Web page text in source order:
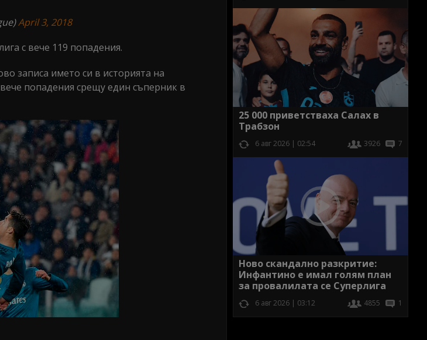
April 3, 2018
с вече 119 попадения.
записа името си в историята на
попадения срещу един съперник в
25 000 приветстваха Салах в
Трабзон
6 авг 2026 | 02:54 3926 7
Ново скандално разкритие:
Инфантино е имал голям план
за провалилата се Суперлига
6 авг 2026 | 03:12 4855 1